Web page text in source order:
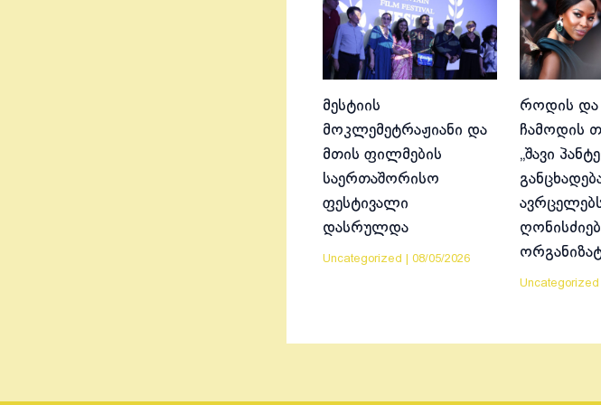
მესტიის
მოკლემეტრაჟიანი და
მთის ფილმების
საერთაშორისო
ფესტივალი
დასრულდა
Uncategorized 08/05/2026
როდის და
ჩამოდის
„შავი
Uncategorized